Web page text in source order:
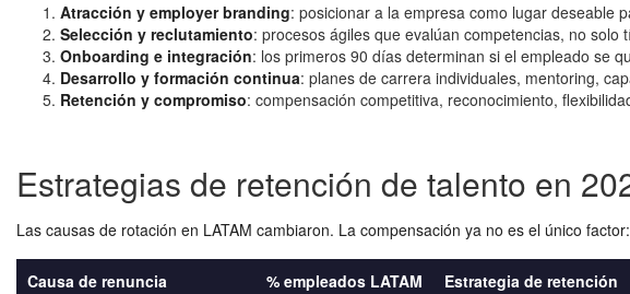
Atracción y employer branding: posicionar a la empresa como lugar deseable
Selección y reclutamiento: procesos ágiles que evalúan competencias, no
Onboarding e integración: los primeros 90 días determinan si el empleado se
Desarrollo y formación continua: planes de carrera individuales, mentoring,
Retención y compromiso: compensación competitiva, reconocimiento,
Estrategias de retención de talento en
Las causas de rotación en LATAM cambiaron. La compensación ya no es el único factor:
Causa de renuncia % empleados LATAM
Estrategia de retención